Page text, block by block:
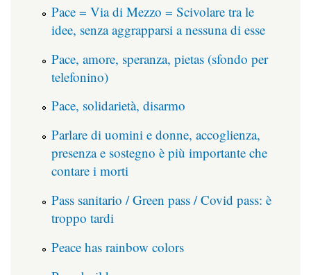
Pace = Via di Mezzo = Scivolare tra le
idee, senza aggrapparsi a nessuna di esse
Pace, amore, speranza, pietas (sfondo per
telefonino)
Pace, solidarietà, disarmo
Parlare di uomini e donne, accoglienza,
presenza e sostegno è più importante che
contare i morti
Pass sanitario / Green pass / Covid pass: è
troppo tardi
Peace has rainbow colors